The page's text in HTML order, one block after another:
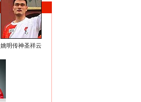
姚明传神圣祥云